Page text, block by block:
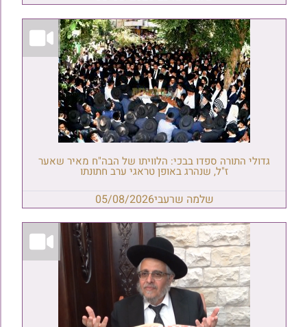
גדולי התורה ספדו בבכי: הלוויתו של הבה"ח מאיר שאער
ז"ל, שנהרג באופן טראגי ערב חתונתו
שלמה שרעבי05/08/2026